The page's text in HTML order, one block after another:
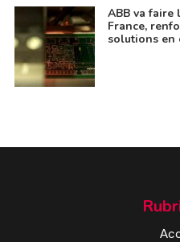
ABB va faire
France,
solutions en